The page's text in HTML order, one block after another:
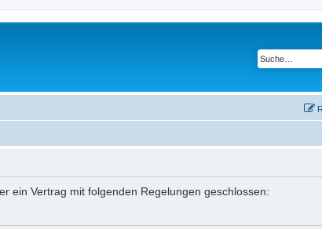
ein Vertrag mit folgenden Regelungen geschlossen: